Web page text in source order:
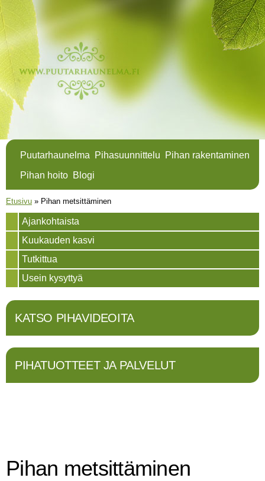
Puutarhaunelma Pihasuunnittelu
Pihan rakentaminen
Pihan hoito Blogi
Olet täällä
Etusivu » Pihan metsittäminen
Ajankohtaista
Kuukauden kasvi
Tutkittua
Usein kysyttyä
KATSO PIHAVIDEOITA
PIHATUOTTEET JA PALVELUT
Pihan metsittäminen